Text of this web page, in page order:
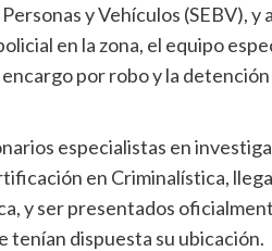
y Vehículos (SEBV),
en la zona, el equipo
por robo y la
especialistas en
en Criminalística,
y ser presentados
tenían dispuesta su ubicación.